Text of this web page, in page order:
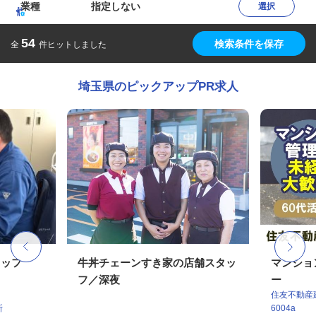
業種 指定しない 選択
全 54 件ヒットしました 検索条件を保存
埼玉県のピックアップPR求人
フ
牛丼チェーンすき家の店舗スタッ
フ／深夜
マンシ
ー
住友不動
6004a